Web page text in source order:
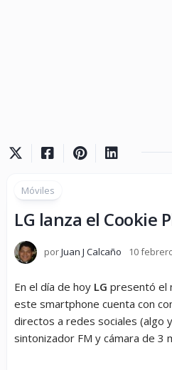
Móviles
LG lanza el Cookie
porJuan J Calcaño 10
En el día de hoy LG presentó el
este smartphone cuenta con
directos a redes sociales (algo
sintonizador FM y cámara de 3